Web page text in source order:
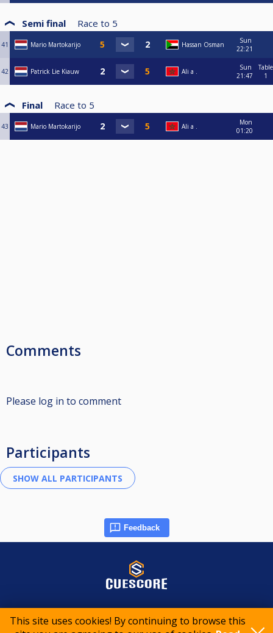
This site uses cookies! By continuing to browse this
Semi final Race to 5
41 Mario Martokarijo Hassan Osman
Sun
22:21
42 Patrick Lie Kiauw Ali a .
Sun
21:47
Table
1
Final Race to 5
43 Mario Martokarijo Ali a .
Mon
01:20
Comments
Please log in to comment
Participants
Feedback
© 2015-2026 CueScore International